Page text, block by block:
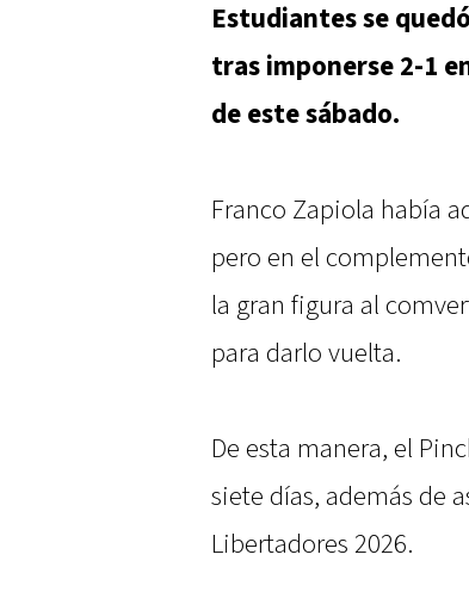
Estudiantes se
tras imponerse 2-1
de este sábado.
Franco Zapiola había
pero en el
la gran figura al
para darlo vuelta.
De esta manera, el
siete días, además de
Libertadores 2026.